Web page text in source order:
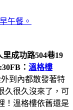
午餐。
成功路504巷19
FB： 溫格樓
到內都散發著特
久很久沒來了，可
！溫格樓依舊還是